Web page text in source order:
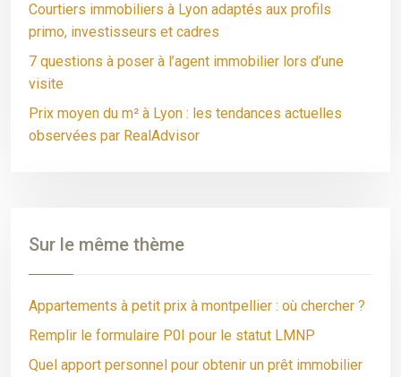
Courtiers immobiliers à Lyon adaptés aux profils
primo, investisseurs et cadres
7 questions à poser à l’agent immobilier lors d’une
visite
Prix moyen du m² à Lyon : les tendances actuelles
observées par RealAdvisor
Sur le même thème
Appartements à petit prix à montpellier : où chercher ?
Remplir le formulaire P0I pour le statut LMNP
Quel apport personnel pour obtenir un prêt immobilier